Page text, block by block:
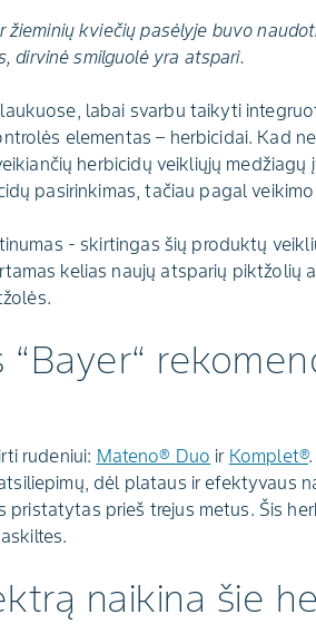
žieminių kviečių pasėlyje buvo
dirvinė smilguolė yra atspari.
labai svarbu taikyti
elementas – herbicidai. Kad
herbicidų veikliųjų medžiagų
pasirinkimas, tačiau pagal
- skirtingas šių produktų
kelias naujų atsparių piktžolių
rudeniui: Mateno® Duo ir Komplet®
dėl plataus ir efektyvaus
pristatytas prieš trejus metus. Šis
naikina šie